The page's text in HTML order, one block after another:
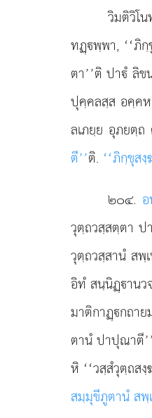
วิมติวิโ
ทฏฺพฺพา, ‘‘ภิ
ตา’’ติ ปาํ ลิ
ปุคฺคลสฺส อคฺค
ลเภยฺย อุภยตฺ
ตี’’ติ. ‘‘ภิกฺขุส
๒๐๔.
วุตฺถวสฺสตฺตาป
วุตฺถวสฺสานํ ส
อิทํ สนฺนิฏฺาน
มาติกาฏฺกถา
ตานํ ปาปุณาตี
หิ ‘‘วสฺสํวุตฺถส
สมฺมุขีภูตานํ สพฺ